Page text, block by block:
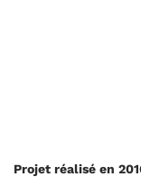
Projet réalisé en